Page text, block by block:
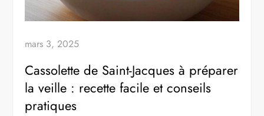
mars 3, 2025
Cassolette de Saint-Jacques à préparer
la veille : recette facile et conseils
pratiques